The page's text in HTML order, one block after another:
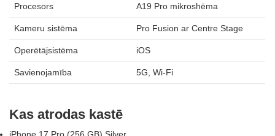
Procesors A19 Pro mikroshēma
Kameru sistēma Pro Fusion ar Centre Stage
Operētājsistēma iOS
Savienojamība 5G, Wi‑Fi
Kas atrodas kastē